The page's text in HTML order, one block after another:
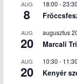
AUG
8
18:00 -23:30
AUG
20
augusztus
Marcali
AUG
20
10:30 - 11:30
Kenyér